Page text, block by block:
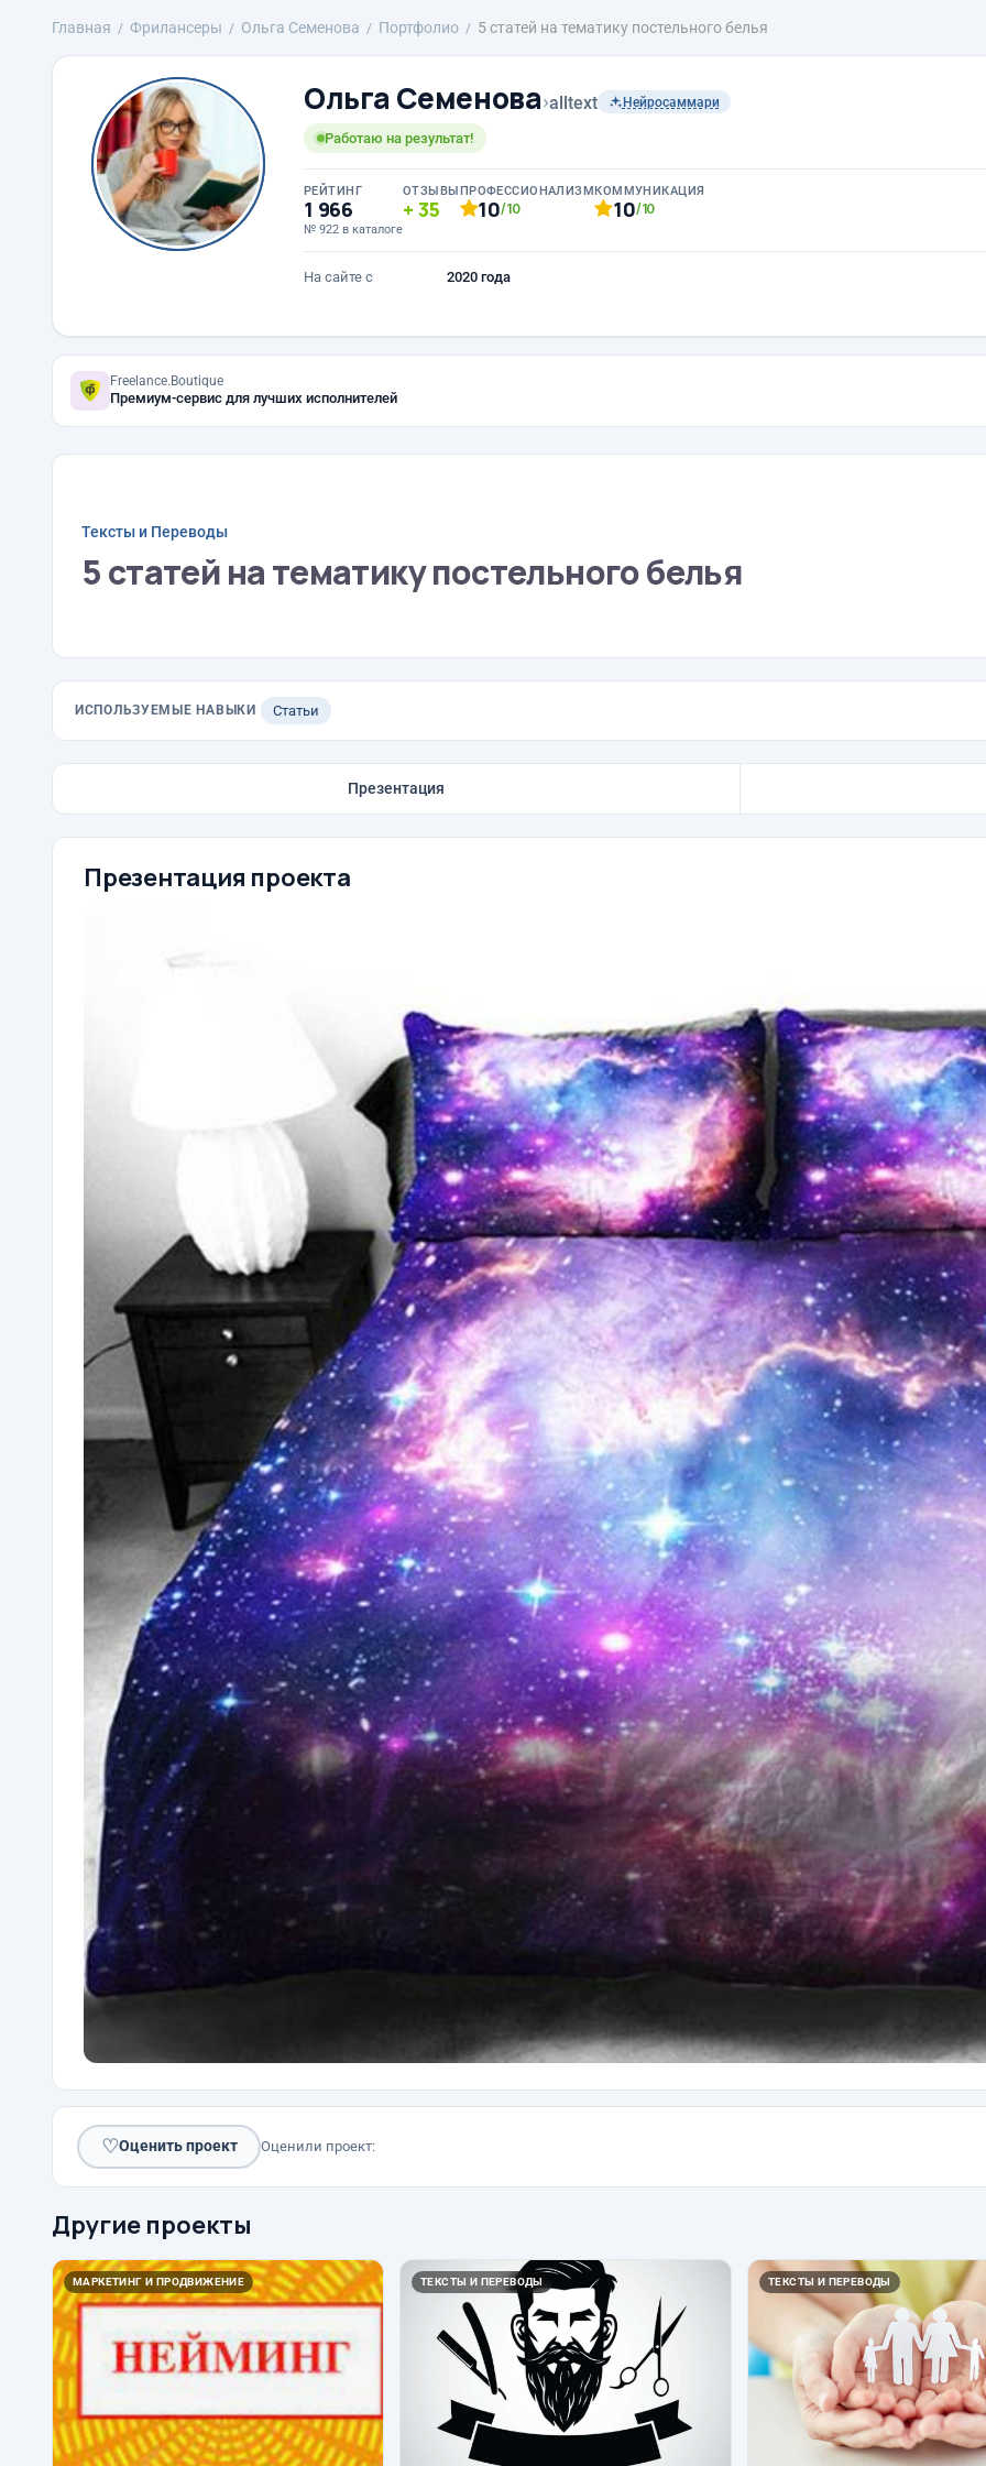
Главная Фрилансеры Ольга Семенова Портфолио 5 статей на тематику постельного белья
Ольга Семенова›alltext Нейросаммари
Работаю на результат!
РЕЙТИНГ
1 966
№ 922 в каталоге
ОТЗЫВЫ
35
ПРОФЕССИОНАЛИЗМ
10/10
КОММУНИКАЦИЯ
10/10
На сайте с 2020 года
Freelance.Boutique
Премиум-сервис для лучших исполнителей
Тексты и Переводы
5 статей на тематику постельного белья
ИСПОЛЬЗУЕМЫЕ НАВЫКИ Статьи
Презентация
Презентация проекта
♡Оценить проект Оценили проект:
Другие проекты
МАРКЕТИНГ И ПРОДВИЖЕНИЕ ТЕКСТЫ И ПЕРЕВОДЫ ТЕКСТЫ И ПЕРЕВОДЫ